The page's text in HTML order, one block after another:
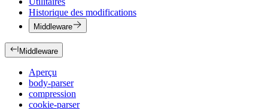
Historique des modifications
Middleware
Middleware
Aperçu
body-parser
compression
cookie-parser